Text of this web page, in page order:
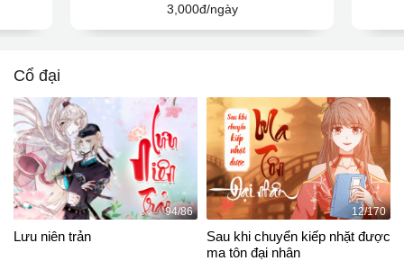
3,000đ/ngày
Cổ đại
94/86
Lưu niên trản
12/170
Sau khi chuyển kiếp nhặt được
ma tôn đại nhân